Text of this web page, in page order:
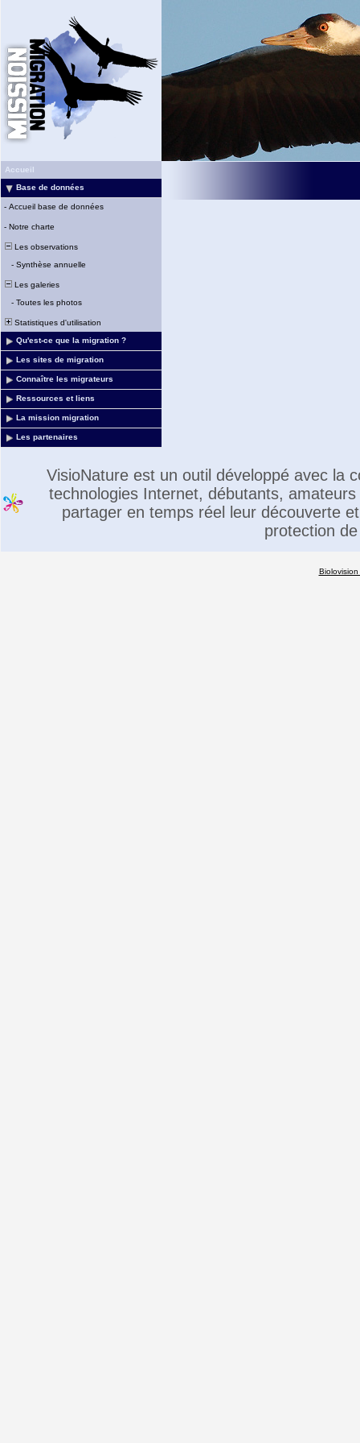
Accueil
Base de données
- Accueil base de données
- Notre charte
Les observations
- Synthèse annuelle
Les galeries
- Toutes les photos
Statistiques d'utilisation
Qu'est-ce que la migration ?
Les sites de migration
Connaître les migrateurs
Ressources et liens
La mission migration
Les partenaires
VisioNature est un outil développé avec la
technologies Internet, débutants,
partager en temps réel leur découverte
protection
Biolovision